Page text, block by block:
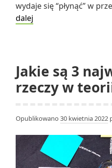
wydaje się “płynąć” w
dalej
człowiek
jest
odwrócony?
Jakie są 3
rzeczy w
Opublikowano 30 kwietnia 2022